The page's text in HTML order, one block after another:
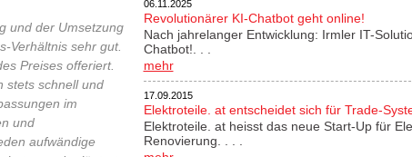
und der Umsetzung
Verhältnis sehr gut.
Preises offeriert.
stets schnell und
im
und
aufwändige
06.11.2025
Revolutionärer KI-Chatbot geht online!
Nach jahrelanger Entwicklung: Irmler IT-
Chatbot!. . .
mehr
17.09.2015
Elektroteile. at entscheidet sich für Trade-
Elektroteile. at heisst das neue Start-Up für
Renovierung. . . .